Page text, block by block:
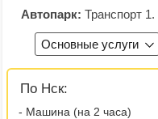
Автопарк: Транспорт
Основные услуги
По Нск:
- Машина (на 2 часа)